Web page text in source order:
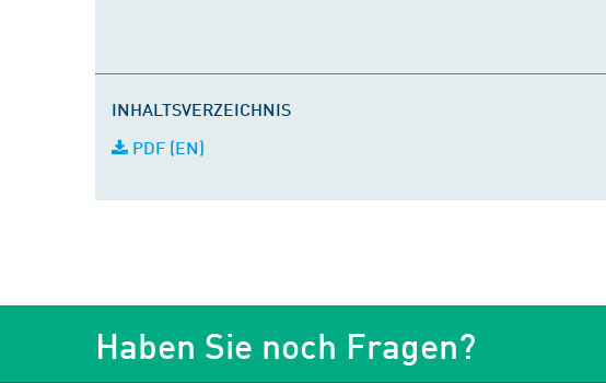
INHALTSVERZEICHNIS
PDF (EN)
Haben Sie noch Fragen?